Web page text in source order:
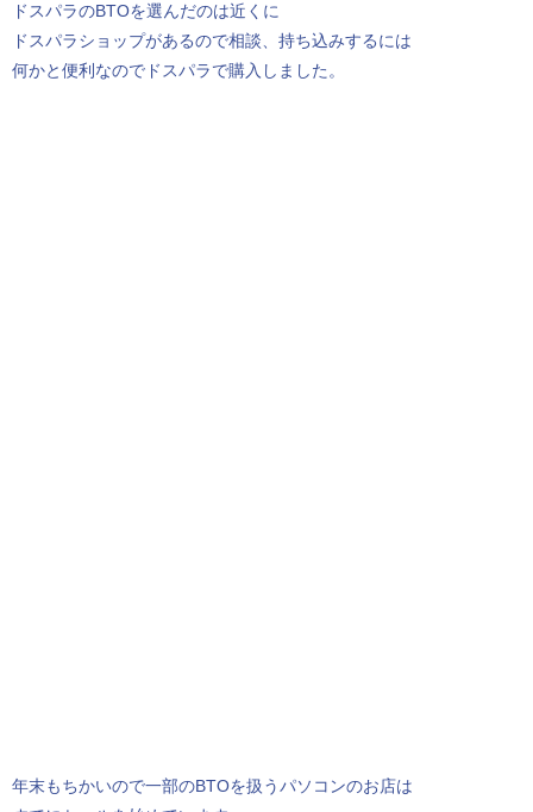
ドスパラのBTOを選んだのは近くに
ドスパラショップがあるので相談、持ち込みするには
何かと便利なのでドスパラで購入しました。
年末もちかいので一部のBTOを扱うパソコンのお店は